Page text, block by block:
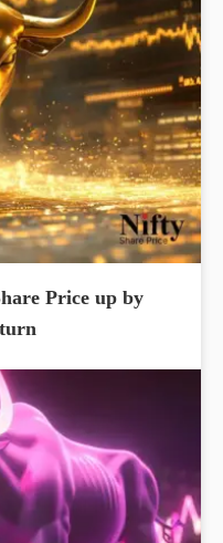
Price up by